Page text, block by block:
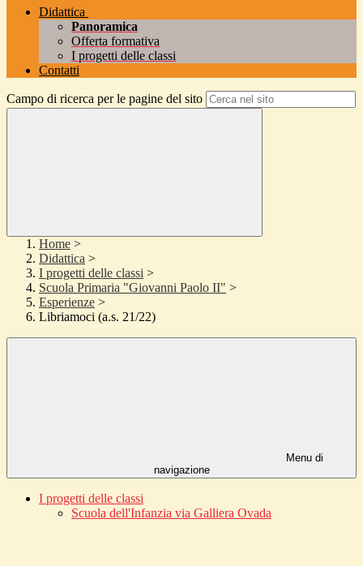
Didattica
Panoramica
Offerta formativa
I progetti delle classi
Contatti
Campo di ricerca per le pagine del sito
Home >
Didattica >
I progetti delle classi >
Scuola Primaria "Giovanni Paolo II" >
Esperienze >
Libriamoci (a.s. 21/22)
Menu di
navigazione
I progetti delle classi
Scuola dell'Infanzia via Galliera Ovada